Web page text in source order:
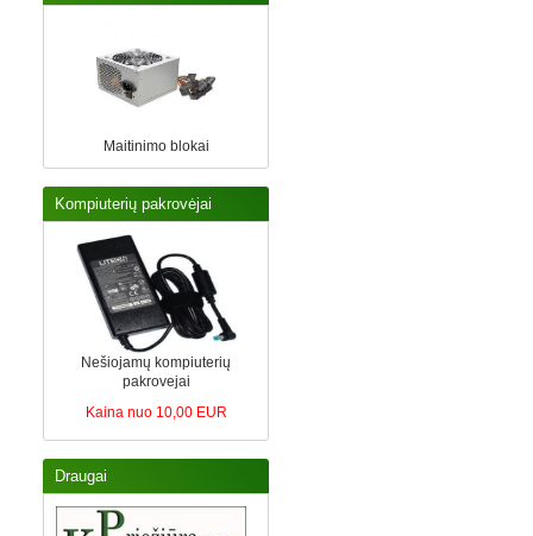
Maitinimo blokai
Kompiuterių pakrovėjai
Nešiojamų kompiuterių
pakrovejai
Kaina nuo 10,00 EUR
Draugai